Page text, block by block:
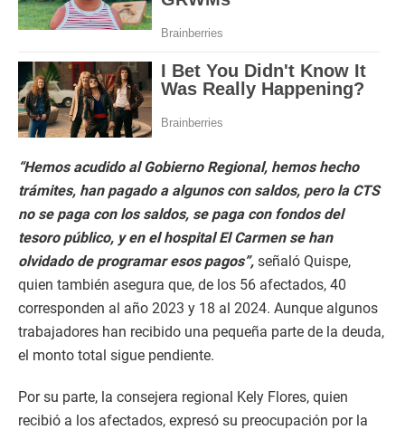
“Hemos acudido al Gobierno Regional, hemos hecho
trámites, han pagado a algunos con saldos, pero la CTS
no se paga con los saldos, se paga con fondos del
tesoro público, y en el hospital El Carmen se han
olvidado de programar esos pagos”, señaló Quispe,
quien también asegura que, de los 56 afectados, 40
corresponden al año 2023 y 18 al 2024. Aunque algunos
trabajadores han recibido una pequeña parte de la deuda,
el monto total sigue pendiente.
Por su parte, la consejera regional Kely Flores, quien
recibió a los afectados, expresó su preocupación por la